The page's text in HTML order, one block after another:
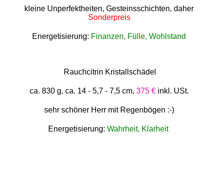
kleine Unperfektheiten, Gesteinsschichten, daher
Sonderpreis
Energetisierung: Finanzen, Fülle, Wohlstand
Rauchcitrin Kristallschädel
ca. 830 g, ca. 14 - 5,7 - 7,5 cm, 375 €inkl. USt.
sehr schöner Herr mit Regenbögen :-)
Energetisierung: Wahrheit, Klarheit